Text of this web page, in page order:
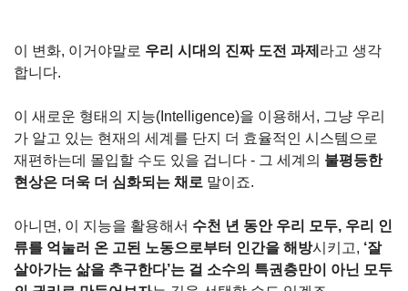
이 변화, 이거야말로 우리 시대의 진짜 도전 과제 라고 생각
합니다.
이 새로운 형태의 지능(Intelligence)을 이용해서, 그냥 우리
가 알고 있는 현재의 세계를 단지 더 효율적인 시스템으로
재편하는데 몰입할 수도 있을 겁니다 - 그 세계의 불평등한
현상은 더욱 더 심화되는 채로 말이죠.
아니면, 이 지능을 활용해서 수천 년 동안 우리 모두, 우리 인
류를 억눌러 온 고된 노동으로부터 인간을 해방시키고, ‘잘
살아가는 삶을 추구한다’는 걸 소수의 특권층만이 아닌 모두